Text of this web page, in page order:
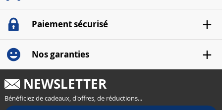
Paiement sécurisé
Nos garanties
NEWSLETTER
Bénéficiez de cadeaux, d'offres, de réductions...